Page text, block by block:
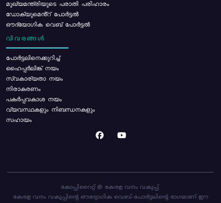
മുഖ്യമന്ത്രിയുടെ പരാതി പരിഹാരം
ഡോക്യുമെൻ്റ് പോർട്ടൽ
ഔദ്യോഗിക വെബ് പോർട്ടൽ
വിവരങ്ങൾ
പോര്‍ട്ടലിനെക്കുറിച്ച്
ഹൈപ്പർലിങ്ക് നയം
സ്വകാര്യതാ നയം
നിരാകരണം
പകർപ്പവകാശ നയം
വ്യവസ്ഥകളും നിബന്ധനകളും
സഹായം
കോപ്പിറൈറ്റ് @ കേരള വനം വകുപ്പ്.
കേരള വനം വകുപ്പിന്റെ ഔദ്യോഗിക വെബ്-പോർട്ടലിന്റെ ഭാഗമാണ് ഈ